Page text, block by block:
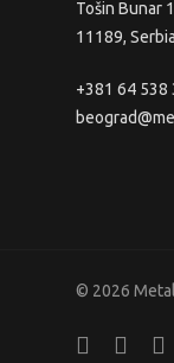
Tošin Bunar
11189, Serbia
+381 64 538
© 2026